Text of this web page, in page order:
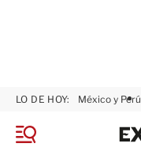
M
LO DE HOY: México y Perú